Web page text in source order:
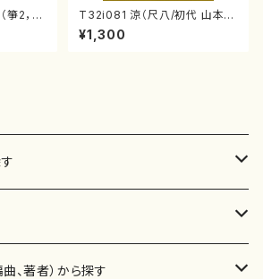
箏2，1
T32i081 涼（尺八/初代 山本邦
山/尺八/都山式譜）都山流公刊
楽譜曲番:530
¥1,300
、著者）から探す